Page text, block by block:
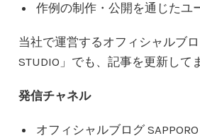
作例の制作・公開を通じたユ
当社で運営するオフィシャルブロ
STUDIO」でも、記事を更新して
発信チャネル
オフィシャルブログ SAPPORO